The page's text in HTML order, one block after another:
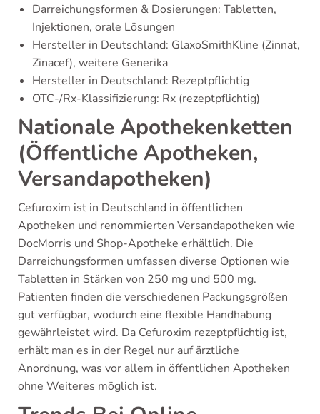
Darreichungsformen & Dosierungen: Tabletten,
Injektionen, orale Lösungen
Hersteller in Deutschland: GlaxoSmithKline (Zinnat,
Zinacef), weitere Generika
Hersteller in Deutschland: Rezeptpflichtig
OTC-/Rx-Klassifizierung: Rx (rezeptpflichtig)
Nationale Apothekenketten
(Öffentliche Apotheken,
Versandapotheken)
Cefuroxim ist in Deutschland in öffentlichen
Apotheken und renommierten Versandapotheken wie
DocMorris und Shop-Apotheke erhältlich. Die
Darreichungsformen umfassen diverse Optionen wie
Tabletten in Stärken von 250 mg und 500 mg.
Patienten finden die verschiedenen Packungsgrößen
gut verfügbar, wodurch eine flexible Handhabung
gewährleistet wird. Da Cefuroxim rezeptpflichtig ist,
erhält man es in der Regel nur auf ärztliche
Anordnung, was vor allem in öffentlichen Apotheken
ohne Weiteres möglich ist.